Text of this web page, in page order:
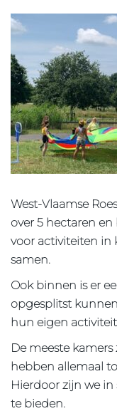
West-Vlaamse
over 5 hectaren
voor activiteiten in
samen.
Ook binnen is er
opgesplitst
hun eigen
De meeste
hebben allemaal
Hierdoor zijn we
te bieden.